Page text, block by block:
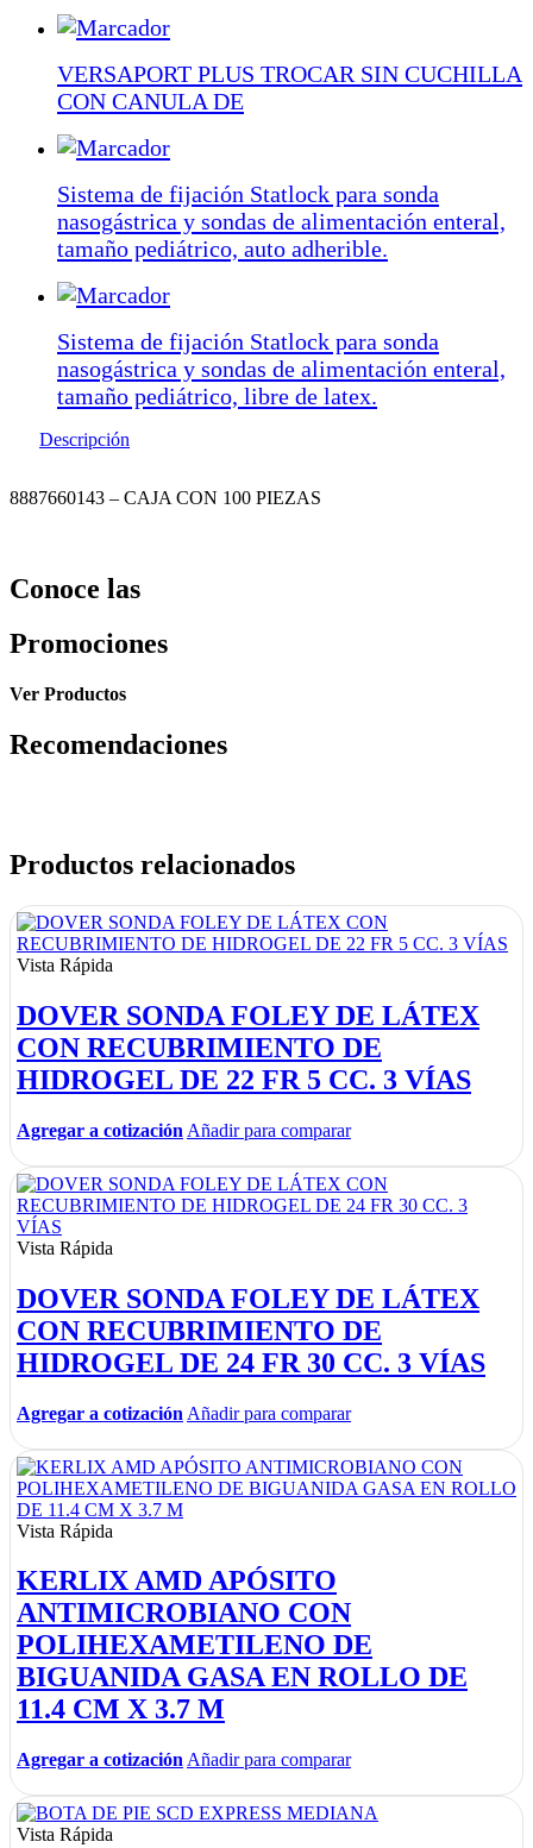
VERSAPORT PLUS TROCAR SIN CUCHILLA
CON CANULA DE
Sistema de fijación Statlock para sonda
nasogástrica y sondas de alimentación enteral,
tamaño pediátrico, auto adherible.
Sistema de fijación Statlock para sonda
nasogástrica y sondas de alimentación enteral,
tamaño pediátrico, libre de latex.
Descripción
8887660143 – CAJA CON 100 PIEZAS
Conoce las
Promociones
Ver Productos
Recomendaciones
Productos relacionados
Vista Rápida
DOVER SONDA FOLEY DE LÁTEX
CON RECUBRIMIENTO DE
HIDROGEL DE 22 FR 5 CC. 3 VÍAS
Agregar a cotización Añadir para comparar
Vista Rápida
DOVER SONDA FOLEY DE LÁTEX
CON RECUBRIMIENTO DE
HIDROGEL DE 24 FR 30 CC. 3 VÍAS
Agregar a cotización Añadir para comparar
Vista Rápida
KERLIX AMD APÓSITO
ANTIMICROBIANO CON
POLIHEXAMETILENO DE
BIGUANIDA GASA EN ROLLO DE
11.4 CM X 3.7 M
Agregar a cotización Añadir para comparar
Vista Rápida